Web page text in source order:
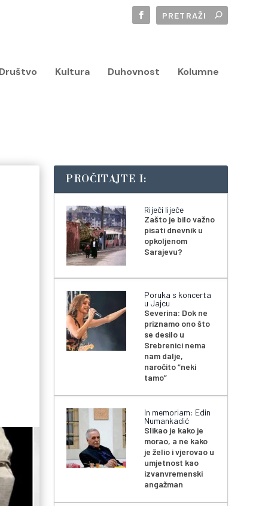
Kultura Duhovnost Kolumne
PROČITAJTE I:
Riječi liječe
Zašto je bilo važno
pisati dnevnik u
opkoljenom
Sarajevu?
Poruka s koncerta
u Jajcu
Severina: Dok ne
priznamo ono što
se desilo u
Srebrenici nema
nam dalje,
naročito “neki
tamo”
In memoriam: Edin
Numankadić
Slikao je kako je
morao, a ne kako
je želio i vjerovao u
umjetnost kao
izvanvremenski
angažman